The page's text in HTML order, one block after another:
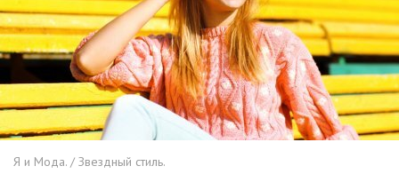
Я и Мода. / Звездный стиль.